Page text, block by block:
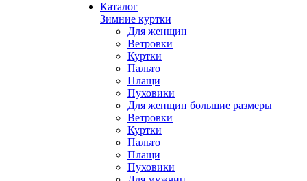
Каталог
Зимние куртки
Для женщин
Ветровки
Куртки
Пальто
Плащи
Пуховики
Для женщин большие размеры
Ветровки
Куртки
Пальто
Плащи
Пуховики